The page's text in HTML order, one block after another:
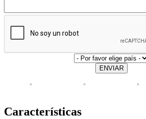
ENVIAR
Características